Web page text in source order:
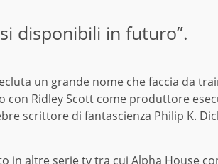
disponibili in futuro”.
un grande nome che faccia da
con Ridley Scott come produttore
scrittore di fantascienza Philip K.
in altre serie tv tra cui Alpha House